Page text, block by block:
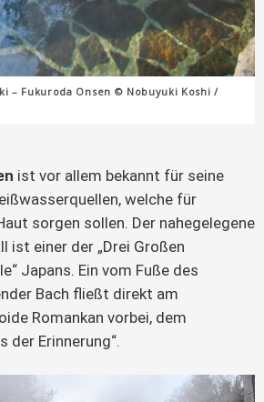
– Fukuroda Onsen © Nobuyuki Koshi /
ist vor allem bekannt für seine
welche für
sorgen sollen. Der nahegelegene
ist einer der „Drei Großen
Japans. Ein vom Fuße des
Bach fließt direkt am
Romankan vorbei, dem
der Erinnerung“.